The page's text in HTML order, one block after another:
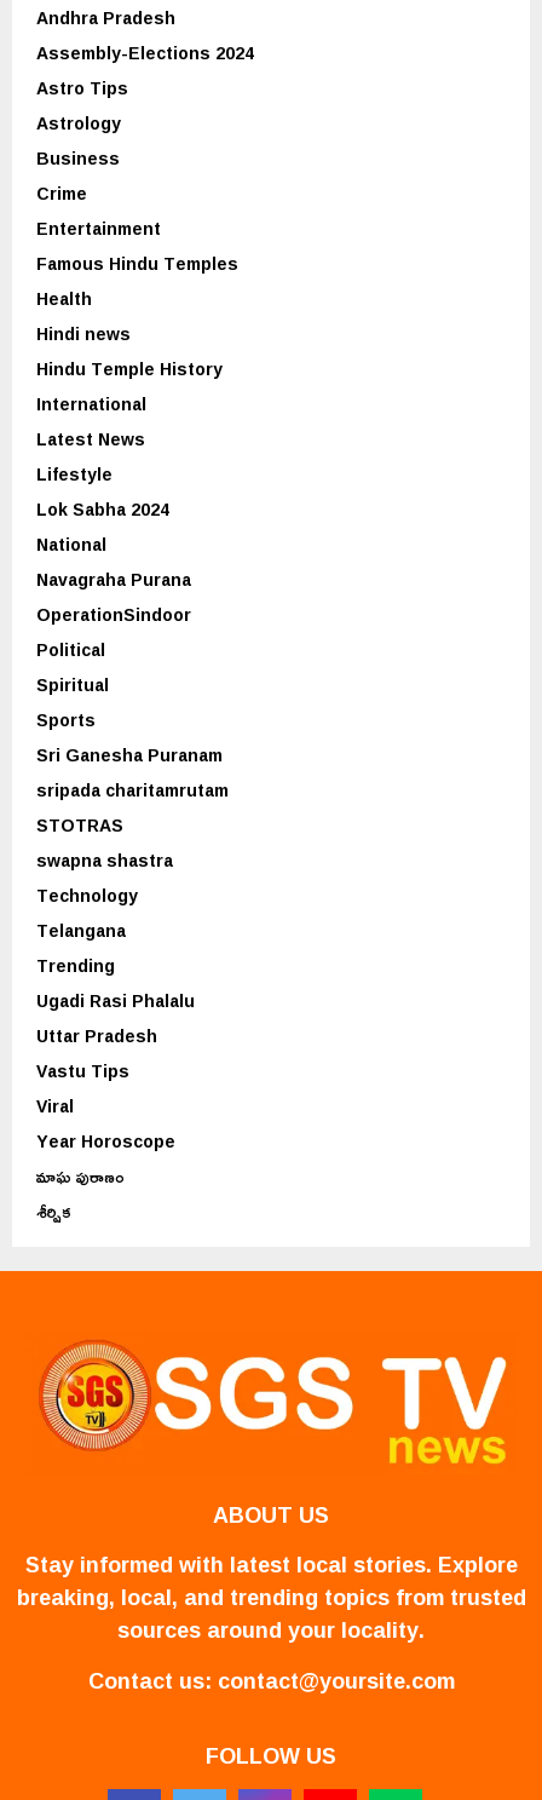
Andhra Pradesh
Assembly-Elections 2024
Astro Tips
Astrology
Business
Crime
Entertainment
Famous Hindu Temples
Health
Hindi news
Hindu Temple History
International
Latest News
Lifestyle
Lok Sabha 2024
National
Navagraha Purana
OperationSindoor
Political
Spiritual
Sports
Sri Ganesha Puranam
sripada charitamrutam
STOTRAS
swapna shastra
Technology
Telangana
Trending
Ugadi Rasi Phalalu
Uttar Pradesh
Vastu Tips
Viral
Year Horoscope
మాఘ పురాణం
శీర్షిక
ABOUT US
Stay informed with latest local stories. Explore
breaking, local, and trending topics from trusted
sources around your locality.
Contact us: contact@yoursite.com
FOLLOW US